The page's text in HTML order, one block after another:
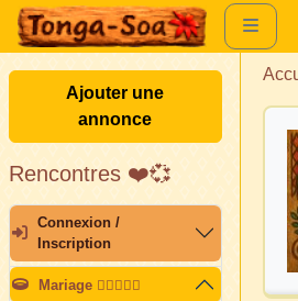
Ajouter une
annonce
Rencontres ❤️💞
Connexion /
Inscription
Mariage 👩🏽‍❤️‍👨🏽